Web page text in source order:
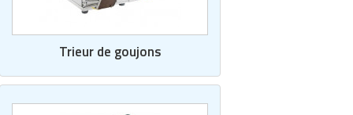
Trieur de goujons